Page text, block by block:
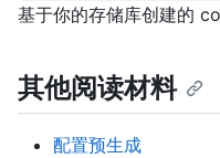
基于你的存储库创建的
其他阅读材料
配置预生成